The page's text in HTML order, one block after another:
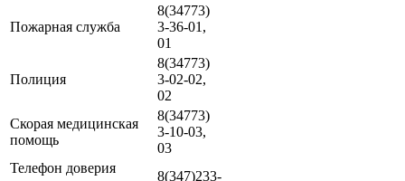
Пожарная служба
8(34773)
3-36-01,
01
Полиция
8(34773)
3-02-02,
02
Скорая медицинская
помощь
8(34773)
3-10-03,
03
Телефон доверия
8(347)233-